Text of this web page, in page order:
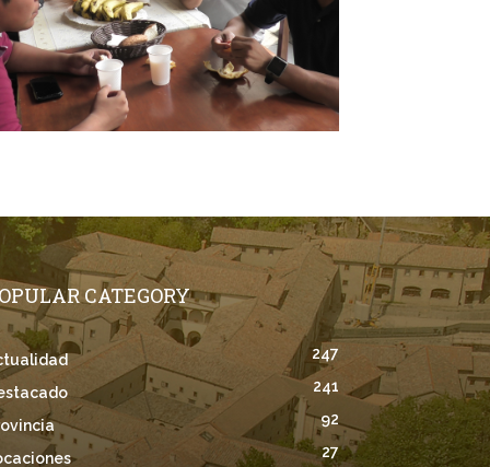
CATEGORY
247
241
92
27